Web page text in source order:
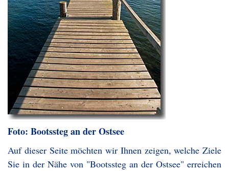
Foto: Bootssteg an der Ostsee
Auf dieser Seite möchten wir Ihnen zeigen, welche Ziele
Sie in der Nähe von "Bootssteg an der Ostsee" erreichen